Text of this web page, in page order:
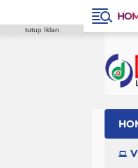
tutup Iklan